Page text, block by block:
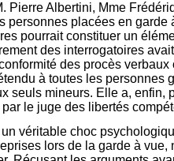
Albertini, Mme
placées en
pourrait constituer un
des interrogatoires
des procès
à toutes les personnes
seuls mineurs. Elle a,
le juge des libertés
véritable choc
lors de la garde à